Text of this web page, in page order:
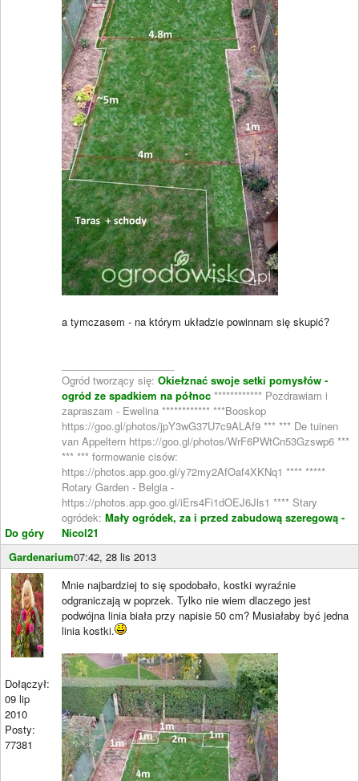
Do góry
a tymczasem - na którym układzie powinnam się skupić?
Ogród tworzący się: Okiełznać swoje setki pomysłów -
ogród ze spadkiem na północ ************ Pozdrawiam i
zapraszam - Ewelina ************ ***Booskop
https://goo.gl/photos/jpY3wG37U7c9ALAf9 *** *** De tuinen
van Appeltern https://goo.gl/photos/WrF6PWtCn53Gzswp6 ***
*** *** formowanie cisów:
https://photos.app.goo.gl/y72my2AfOaf4XKNq1 **** *****
Rotary Garden - Belgia -
https://photos.app.goo.gl/iErs4Fi1dOEJ6Jls1 **** Stary
ogródek: Mały ogródek, za i przed zabudową szeregową -
Nicol21
Gardenarium07:42, 28 lis 2013
Dołączył:
09 lip
2010
Posty:
77381
Mnie najbardziej to się spodobało, kostki wyraźnie
odgraniczają w poprzek. Tylko nie wiem dlaczego jest
podwójna linia biała przy napisie 50 cm? Musiałaby być jedna
linia kostki.